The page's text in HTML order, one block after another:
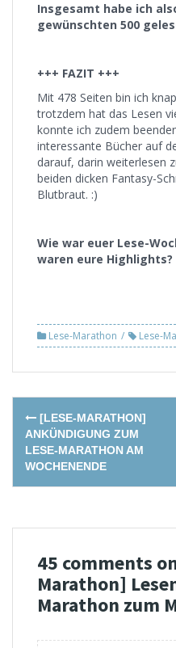
Insgesamt habe ich
gewünschten 500
+++ FAZIT +++
Mit 478 Seiten bin ich
trotzdem hat das Lesen
konnte ich zudem
interessante Bücher auf
darauf, darin weiterlesen
beiden dicken Fantasy-
Blutbraut. :)
Wie war euer Lese-
waren eure Highlights?
Lese-Marathon Lese-
Post
navigation
[LESE-MARATHON]
ANKÜNDIGUNG ZUM
LESE-MARATHON AM
WOCHENENDE
45 comments
Marathon]
Marathon zum